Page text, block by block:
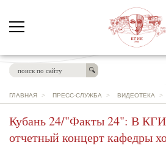
ГЛАВНАЯ > ПРЕСС-СЛУЖБА > ВИДЕОТЕКА
Кубань 24/"Факты 24": В
отчетный концерт кафедры